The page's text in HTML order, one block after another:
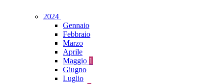
2024
Gennaio
Febbraio
Marzo
Aprile
Maggio 1
Giugno
Luglio